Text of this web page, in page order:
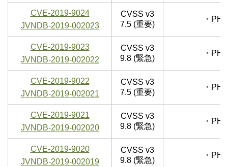
CVE-2019-9024
JVNDB-2019-002023
CVSS v3
7.5 (重要)
・
CVE-2019-9023
JVNDB-2019-002022
CVSS v3
9.8 (緊急)
・
CVE-2019-9022
JVNDB-2019-002021
CVSS v3
7.5 (重要)
・
CVE-2019-9021
JVNDB-2019-002020
CVSS v3
9.8 (緊急)
・
CVE-2019-9020
JVNDB-2019-002019
CVSS v3
9.8 (緊急)
・